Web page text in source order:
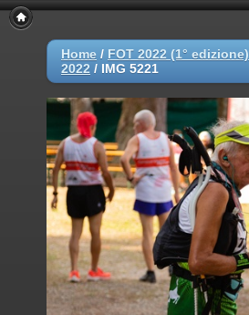
Home / FOT 2022 (1° edizione)
2022 / IMG 5221